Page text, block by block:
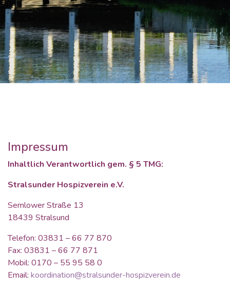
Impressum
Inhaltlich Verantwortlich gem. § 5 TMG:
Stralsunder Hospizverein e.V.
Semlower Straße 13
18439 Stralsund
Telefon: 03831 – 66 77 870
Fax: 03831 – 66 77 871
Mobil: 0170 – 55 95 58 0
Email: koordination@stralsunder-hospizverein.de